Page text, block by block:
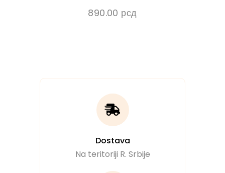
890.00 рсд
Dostava
Na teritoriji R. Srbije